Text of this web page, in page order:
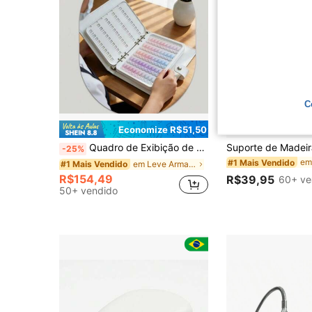
Economize R$51,50
-25% Quadro de Exibição de Arte de Unhas Destacável com 150 Cores, Livro de Cores de Unhas com Pontas de Unhas Brancas Substituíveis, Livro de Exibição de Esmalte de Unhas, Armazenamento e Exibição de Salão de Unhas, Livro de Cartão Multicolorido
#1 Mais Vendido em Leve Armazenamento e exibição de Nail Art
R$154,49
50+ vendido
#1 Mais Vendido
R$39,95 60+